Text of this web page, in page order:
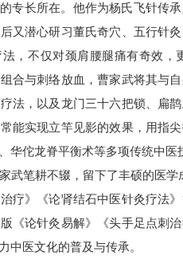
专长所在。他作为杨氏飞针传
又潜心研习董氏奇穴、五行针
，不仅对颈肩腰腿痛有奇效
合与刺络放血，曹家武将其与
法，以及龙门三十六把锁、扁
能实现立竿见影的效果，用指
华佗龙脊平衡术等多项传统中医
武笔耕不辍，留下了丰硕的医
疗》《论肾结石中医针灸疗法
《论针灸易解》《头手足点刺
中医文化的普及与传承。